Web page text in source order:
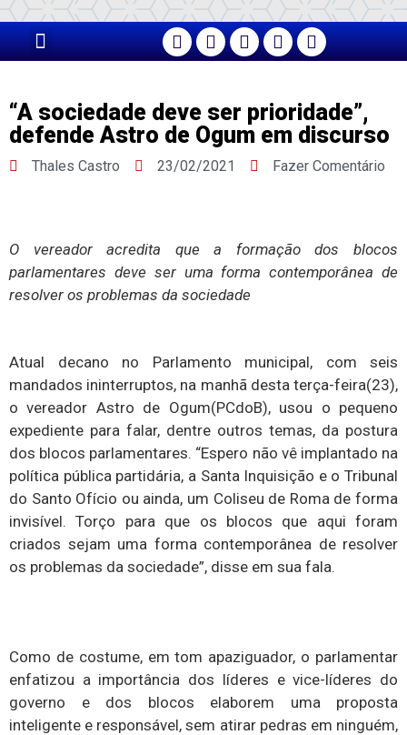
“A sociedade deve ser prioridade”,
defende Astro de Ogum em discurso
Thales Castro 23/02/2021 Fazer Comentário
O vereador acredita que a formação dos blocos
parlamentares deve ser uma forma contemporânea de
resolver os problemas da sociedade
Atual decano no Parlamento municipal, com seis
mandados ininterruptos, na manhã desta terça-feira(23),
o vereador Astro de Ogum(PCdoB), usou o pequeno
expediente para falar, dentre outros temas, da postura
dos blocos parlamentares. “Espero não vê implantado na
política pública partidária, a Santa Inquisição e o Tribunal
do Santo Ofício ou ainda, um Coliseu de Roma de forma
invisível. Torço para que os blocos que aqui foram
criados sejam uma forma contemporânea de resolver
os problemas da sociedade”, disse em sua fala.
Como de costume, em tom apaziguador, o parlamentar
enfatizou a importância dos líderes e vice-líderes do
governo e dos blocos elaborem uma proposta
inteligente e responsável, sem atirar pedras em ninguém,